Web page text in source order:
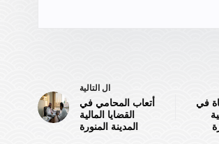
في
ال التالية
أتعاب المحامي في
القضايا المالية
المدينة المنورة